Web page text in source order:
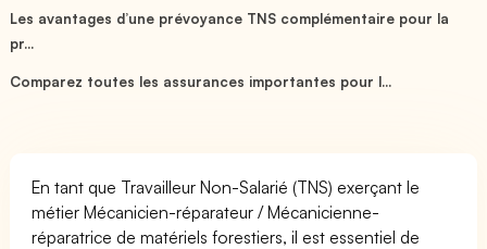
Les avantages d’une prévoyance TNS complémentaire pour la
pr...
Comparez toutes les assurances importantes pour l...
En tant que Travailleur Non-Salarié (TNS) exerçant le
métier Mécanicien-réparateur / Mécanicienne-
réparatrice de matériels forestiers, il est essentiel de